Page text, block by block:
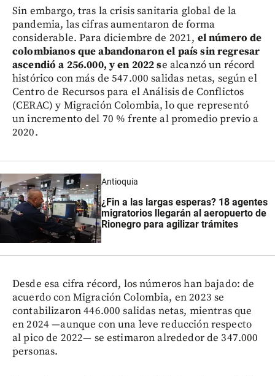
Sin embargo, tras la crisis sanitaria global de la
pandemia, las cifras aumentaron de forma
considerable. Para diciembre de 2021, el número de
colombianos que abandonaron el país sin regresar
ascendió a 256.000, y en 2022 se alcanzó un récord
histórico con más de 547.000 salidas netas, según el
Centro de Recursos para el Análisis de Conflictos
(CERAC) y Migración Colombia, lo que representó
un incremento del 70 % frente al promedio previo a
2020.
Antioquia
¿Fin a las largas esperas? 18 agentes
migratorios llegarán al aeropuerto de
Rionegro para agilizar trámites
Desde esa cifra récord, los números han bajado: de
acuerdo con Migración Colombia, en 2023 se
contabilizaron 446.000 salidas netas, mientras que
en 2024 —aunque con una leve reducción respecto
al pico de 2022— se estimaron alrededor de 347.000
personas.